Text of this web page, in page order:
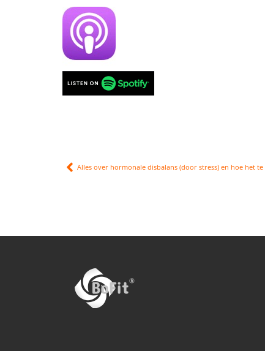
Alles over hormonale disbalans (door stress) en hoe het